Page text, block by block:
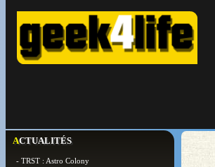
ACTUALITÉS
- TRST : Astro Colony